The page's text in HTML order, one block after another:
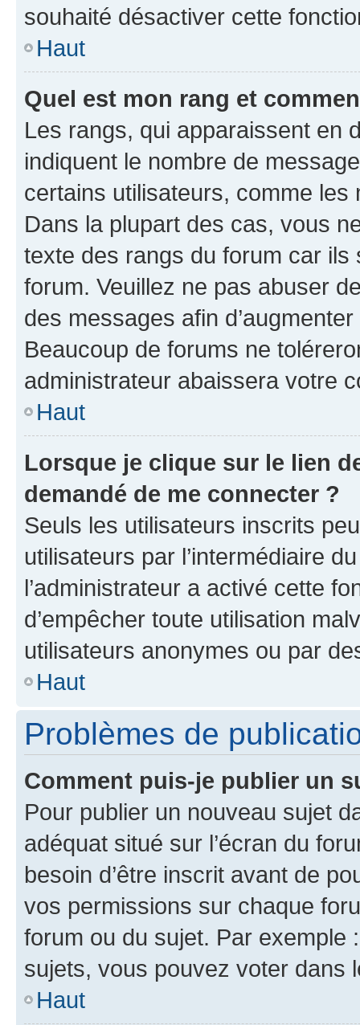
souhaité désactiver cette
Haut
Quel est mon rang et
Les rangs, qui apparaissent en
indiquent le nombre de
certains utilisateurs, comme
Dans la plupart des cas, vous
texte des rangs du forum car ils
forum. Veuillez ne pas abuser
des messages afin
Beaucoup de forums ne
administrateur abaissera votre
Haut
Lorsque je clique sur le lien
demandé de me connecter ?
Seuls les utilisateurs inscrits
utilisateurs par l’intermédiaire
l’administrateur a activé cette
d’empêcher toute utilisation
utilisateurs anonymes ou par
Haut
Problèmes de
Comment puis-je publier un
Pour publier un nouveau sujet
adéquat situé sur l’écran du
besoin d’être inscrit avant de
vos permissions sur chaque
forum ou du sujet. Par exemple
sujets, vous pouvez voter dans
Haut